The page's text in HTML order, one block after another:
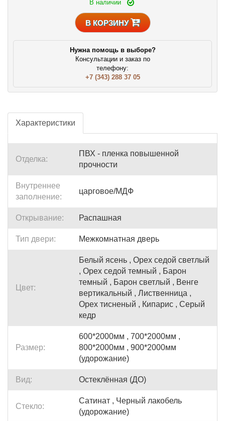
В наличии
В КОРЗИНУ
Нужна помощь в выборе?
Консультации и заказ по
телефону:
+7 (343) 288 37 05
Характеристики
Отделка:
ПВХ - пленка повышенной
прочности
Внутреннее
заполнение:
царговое/МДФ
Открывание: Распашная
Тип двери: Межкомнатная дверь
Цвет:
Белый ясень , Орех седой светлый
, Орех седой темный , Барон
темный , Барон светлый , Венге
вертикальный , Лиственница ,
Орех тисненый , Кипарис , Серый
кедр
Размер:
600*2000мм , 700*2000мм ,
800*2000мм , 900*2000мм
(удорожание)
Вид: Остеклённая (ДО)
Стекло:
Сатинат , Черный лакобель
(удорожание)